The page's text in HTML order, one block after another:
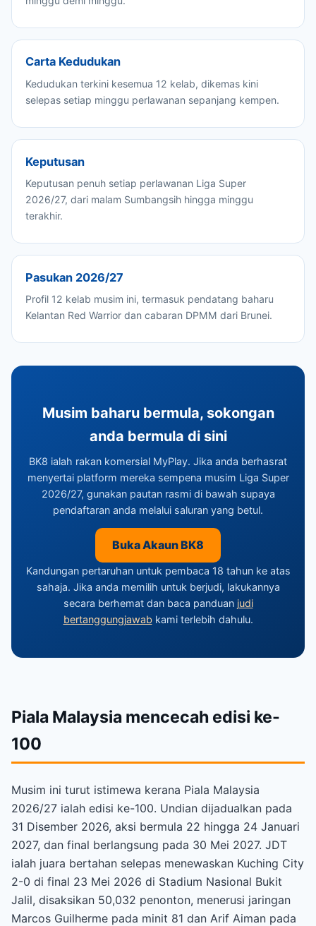
Carta Kedudukan
Kedudukan terkini kesemua 12 kelab, dikemas kini
selepas setiap minggu perlawanan sepanjang kempen.
Keputusan
Keputusan penuh setiap perlawanan Liga Super
2026/27, dari malam Sumbangsih hingga minggu
terakhir.
Pasukan 2026/27
Profil 12 kelab musim ini, termasuk pendatang baharu
Kelantan Red Warrior dan cabaran DPMM dari Brunei.
Musim baharu bermula, sokongan
anda bermula di sini
BK8 ialah rakan komersial MyPlay. Jika anda berhasrat
menyertai platform mereka sempena musim Liga Super
2026/27, gunakan pautan rasmi di bawah supaya
pendaftaran anda melalui saluran yang betul.
Buka Akaun BK8
Kandungan pertaruhan untuk pembaca 18 tahun ke atas
sahaja. Jika anda memilih untuk berjudi, lakukannya
secara berhemat dan baca panduan judi
bertanggungjawabkami terlebih dahulu.
Piala Malaysia mencecah edisi ke-
100
Musim ini turut istimewa kerana Piala Malaysia
2026/27 ialah edisi ke-100. Undian dijadualkan pada
31 Disember 2026, aksi bermula 22 hingga 24 Januari
2027, dan final berlangsung pada 30 Mei 2027. JDT
ialah juara bertahan selepas menewaskan Kuching City
2-0 di final 23 Mei 2026 di Stadium Nasional Bukit
Jalil, disaksikan 50,032 penonton, menerusi jaringan
Marcos Guilherme pada minit 81 dan Arif Aiman pada